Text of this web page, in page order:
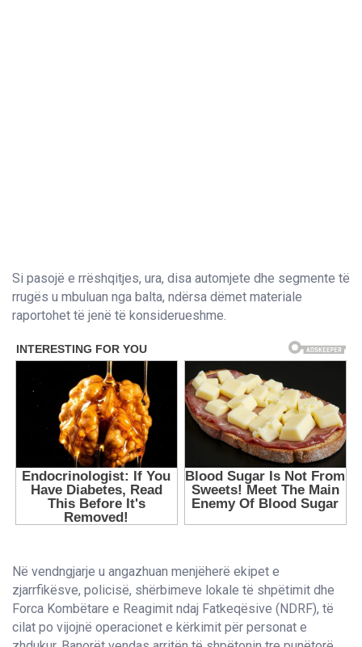
Si pasojë e rrëshqitjes, ura, disa automjete dhe segmente të
rrugës u mbuluan nga balta, ndërsa dëmet materiale
raportohet të jenë të konsiderueshme.
Në vendngjarje u angazhuan menjëherë ekipet e
zjarrfikësve, policisë, shërbimeve lokale të shpëtimit dhe
Forca Kombëtare e Reagimit ndaj Fatkeqësive (NDRF), të
cilat po vijojnë operacionet e kërkimit për personat e